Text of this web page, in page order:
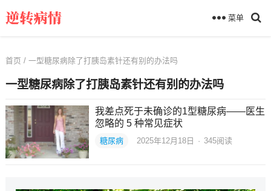
菜单
首页 / 一型糖尿病除了打胰岛素针还有别的办法吗
一型糖尿病除了打胰岛素针还有别的办法吗
我差点死于未确诊的1型糖尿病——医生
忽略的 5 种常见症状
糖尿病 2025年12月18日 · 345阅读